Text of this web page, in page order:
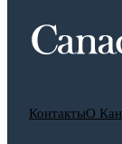
КонтактыО